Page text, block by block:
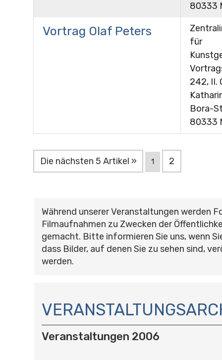
80333
Vortrag Olaf Peters
für
242, II.
Bora-
80333
Die nächsten 5 Artikel » 1 2
Während unserer Veranstaltungen werden
Filmaufnahmen zu Zwecken der
gemacht. Bitte informieren Sie uns, wenn
dass Bilder, auf denen Sie zu sehen sind,
werden.
A
V
I
G
Veranstaltungen 2006